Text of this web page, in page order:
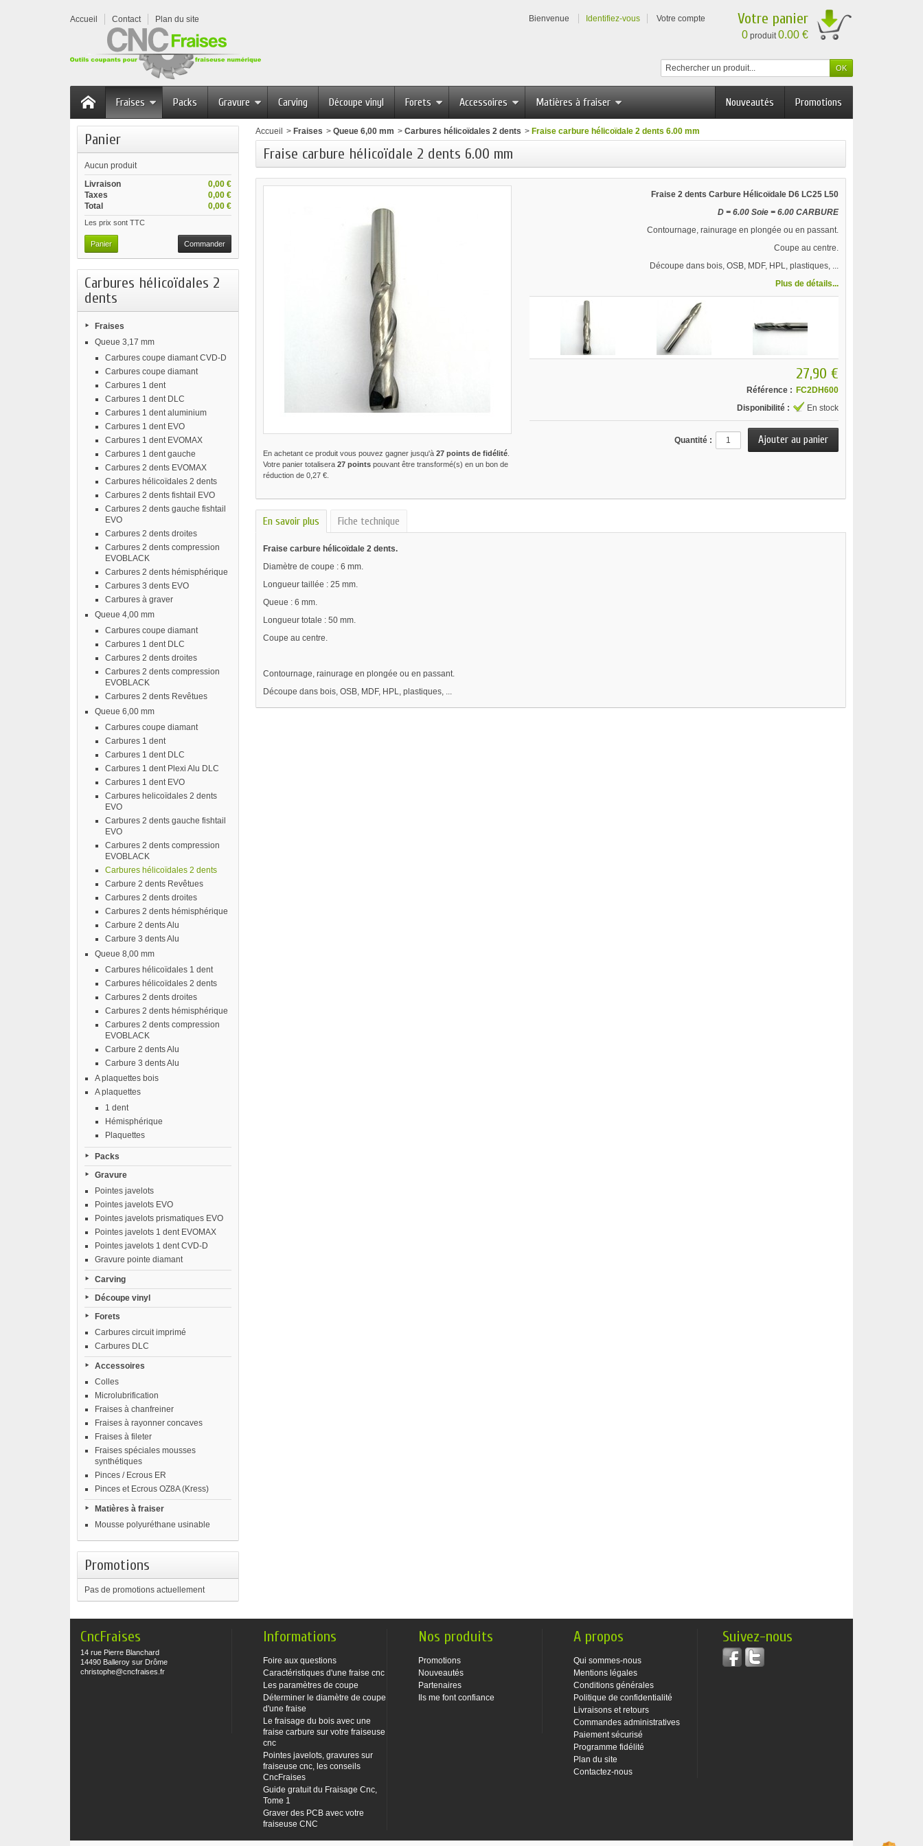
Accueil Contact Plan du site Bienvenue Identifiez-vous Votre compte Votre panier
0 produit0.00 €
Promotions
Nouveautés
Fraises Packs Gravure Carving Découpe vinyl Forets Accessoires Matières à fraiser
Panier
Aucun produit
0,00 €
Livraison
0,00 €
Taxes
0,00 €
Total
Les prix sont TTC
Panier Commander
Carbures hélicoïdales 2
dents
Fraises
Queue 3,17 mm
Carbures coupe diamant CVD-D
Carbures coupe diamant
Carbures 1 dent
Carbures 1 dent DLC
Carbures 1 dent aluminium
Carbures 1 dent EVO
Carbures 1 dent EVOMAX
Carbures 1 dent gauche
Carbures 2 dents EVOMAX
Carbures hélicoïdales 2 dents
Carbures 2 dents fishtail EVO
Carbures 2 dents gauche fishtail
EVO
Carbures 2 dents droites
Carbures 2 dents compression
EVOBLACK
Carbures 2 dents hémisphérique
Carbures 3 dents EVO
Carbures à graver
Queue 4,00 mm
Carbures coupe diamant
Carbures 1 dent DLC
Carbures 2 dents droites
Carbures 2 dents compression
EVOBLACK
Carbures 2 dents Revêtues
Queue 6,00 mm
Carbures coupe diamant
Carbures 1 dent
Carbures 1 dent DLC
Carbures 1 dent Plexi Alu DLC
Carbures 1 dent EVO
Carbures helicoïdales 2 dents
EVO
Carbures 2 dents gauche fishtail
EVO
Carbures 2 dents compression
EVOBLACK
Carbures hélicoïdales 2 dents
Carbure 2 dents Revêtues
Carbures 2 dents droites
Carbures 2 dents hémisphérique
Carbure 2 dents Alu
Carbure 3 dents Alu
Queue 8,00 mm
Carbures hélicoïdales 1 dent
Carbures hélicoïdales 2 dents
Carbures 2 dents droites
Carbures 2 dents hémisphérique
Carbures 2 dents compression
EVOBLACK
Carbure 2 dents Alu
Carbure 3 dents Alu
A plaquettes bois
A plaquettes
1 dent
Hémisphérique
Plaquettes
Packs
Gravure
Pointes javelots
Pointes javelots EVO
Pointes javelots prismatiques EVO
Pointes javelots 1 dent EVOMAX
Pointes javelots 1 dent CVD-D
Gravure pointe diamant
Carving
Découpe vinyl
Forets
Carbures circuit imprimé
Carbures DLC
Accessoires
Colles
Microlubrification
Fraises à chanfreiner
Fraises à rayonner concaves
Fraises à fileter
Fraises spéciales mousses
synthétiques
Pinces / Ecrous ER
Pinces et Ecrous OZ8A (Kress)
Matières à fraiser
Mousse polyuréthane usinable
Promotions
Pas de promotions actuellement
Accueil > Fraises > Queue 6,00 mm > Carbures hélicoïdales 2 dents > Fraise carbure hélicoïdale 2 dents 6.00 mm
Fraise carbure hélicoïdale 2 dents 6.00 mm
En achetant ce produit vous pouvez gagner jusqu'à 27points de fidélité.
Votre panier totalisera 27pointspouvant être transformé(s) en un bon de
réduction de 0,27 €.
Fraise 2 dents Carbure Hélicoïdale D6 LC25 L50
D = 6.00 Soie = 6.00 CARBURE
Contournage, rainurage en plongée ou en passant.
Coupe au centre.
Découpe dans bois, OSB, MDF, HPL, plastiques, ...
Plus de détails...
27,90 €
Référence : FC2DH600
Disponibilité :
En stock
Quantité :
En savoir plus Fiche technique
Fraise carbure hélicoïdale 2 dents.
Diamètre de coupe : 6 mm.
Longueur taillée : 25 mm.
Queue : 6 mm.
Longueur totale : 50 mm.
Coupe au centre.
Contournage, rainurage en plongée ou en passant.
Découpe dans bois, OSB, MDF, HPL, plastiques, ...
CncFraises
14 rue Pierre Blanchard
14490 Balleroy sur Drôme
christophe@cncfraises.fr
Informations
Foire aux questions
Caractéristiques d'une fraise cnc
Les paramètres de coupe
Déterminer le diamètre de coupe
d'une fraise
Le fraisage du bois avec une
fraise carbure sur votre fraiseuse
cnc
Pointes javelots, gravures sur
fraiseuse cnc, les conseils
CncFraises
Guide gratuit du Fraisage Cnc,
Tome 1
Graver des PCB avec votre
fraiseuse CNC
Nos produits
Promotions
Nouveautés
Partenaires
Ils me font confiance
A propos
Qui sommes-nous
Mentions légales
Conditions générales
Politique de confidentialité
Livraisons et retours
Commandes administratives
Paiement sécurisé
Programme fidélité
Plan du site
Contactez-nous
Suivez-nous